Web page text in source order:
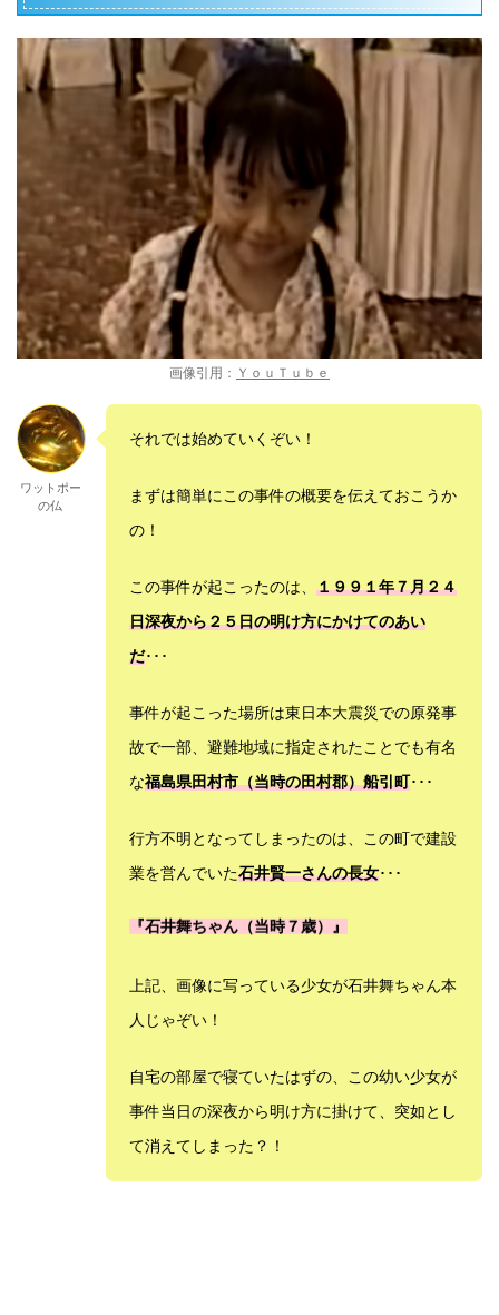
画像引用： ＹｏｕＴｕｂｅ
ワットポー
の仏
それでは始めていくぞい！
まずは簡単にこの事件の概要を伝えておこうか
の！
この事件が起こったのは、 １９９１年７月２４
日深夜から２５日の明け方にかけてのあい
だ･･･
事件が起こった場所は東日本大震災での原発事
故で一部、避難地域に指定されたことでも有名
な福島県田村市（当時の田村郡）船引町･･･
行方不明となってしまったのは、この町で建設
業を営んでいた石井賢一さんの長女･･･
『石井舞ちゃん（当時７歳）』
上記、画像に写っている少女が石井舞ちゃん本
人じゃぞい！
自宅の部屋で寝ていたはずの、この幼い少女が
事件当日の深夜から明け方に掛けて、突如とし
て消えてしまった？！